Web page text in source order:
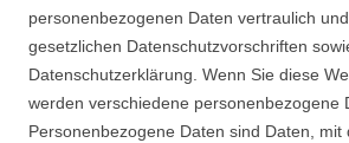
personenbezogenen Daten vertraulich
gesetzlichen Datenschutzvorschriften
Datenschutzerklärung. Wenn Sie diese
werden verschiedene personenbezogene
Personenbezogene Daten sind Daten, mit